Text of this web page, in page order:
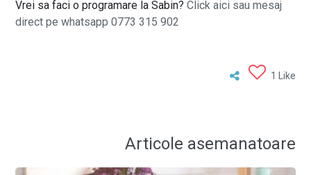
Vrei sa faci o programare la Sabin? Click aici sau mesaj
direct pe whatsapp 0773 315 902
1 Like
Articole asemanatoare